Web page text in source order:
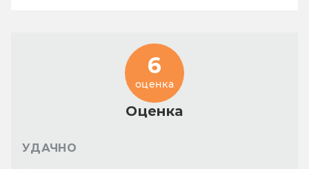
Оценка
6
оценка
УДАЧНО